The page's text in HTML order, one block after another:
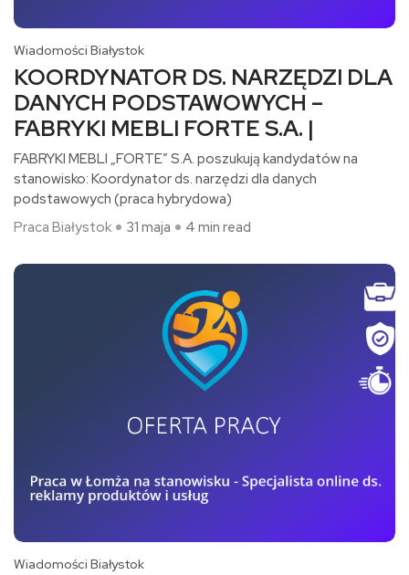
Wiadomości Białystok
KOORDYNATOR DS. NARZĘDZI DLA
DANYCH PODSTAWOWYCH –
FABRYKI MEBLI FORTE S.A. |
FABRYKI MEBLI „FORTE” S.A. poszukują kandydatów na
stanowisko: Koordynator ds. narzędzi dla danych
podstawowych (praca hybrydowa)​
Praca Białystok
31 maja 4 min read
Wiadomości Białystok